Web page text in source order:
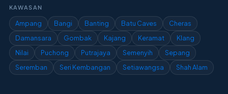
KAWASAN
Ampang Bangi Banting Batu Caves
Cheras
Damansara
Gombak Kajang Keramat
Klang
Nilai
Puchong Putrajaya Semenyih
Sepang
Seremban
Seri Kembangan Setiawangsa Shah Alam